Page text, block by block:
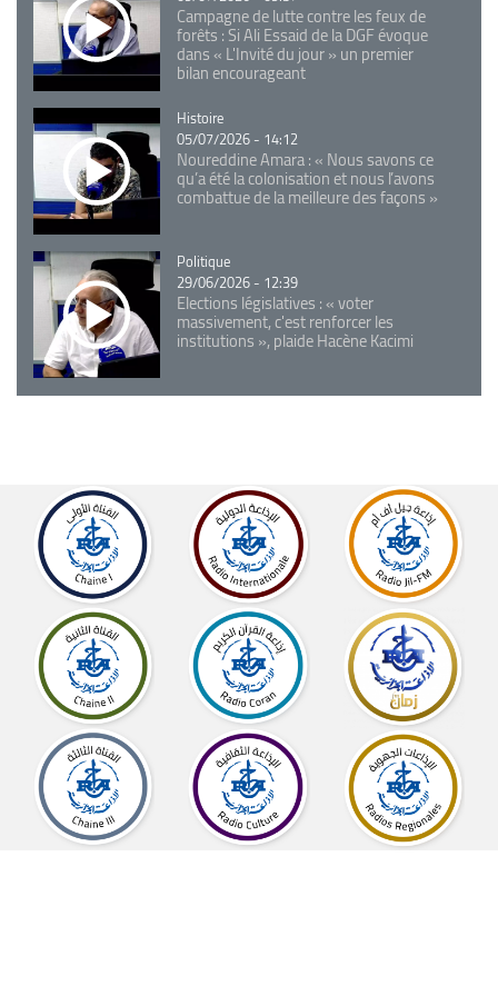
Campagne de lutte contre les feux de
forêts : Si Ali Essaid de la DGF évoque
dans « L'Invité du jour » un premier
bilan encourageant
Catégorie
Histoire
05/07/2026 - 14:12
Noureddine Amara : « Nous savons ce
qu’a été la colonisation et nous l’avons
combattue de la meilleure des façons »
Catégorie
Politique
29/06/2026 - 12:39
Elections législatives : « voter
massivement, c'est renforcer les
institutions », plaide Hacène Kacimi